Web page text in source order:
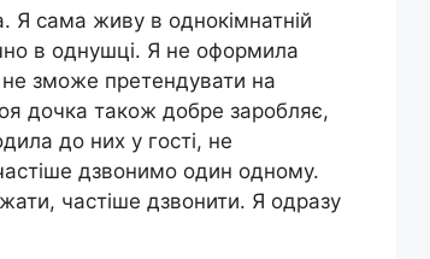
Я сама живу в однокімнатній
в однушці. Я не оформила
не зможе претендувати на
дочка також добре заробляє,
до них у гості, не
дзвонимо один одному.
частіше дзвонити. Я одразу